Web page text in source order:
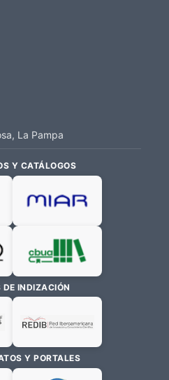
La Pampa
Y CATÁLOGOS
INDIZACIÓN
Y PORTALES